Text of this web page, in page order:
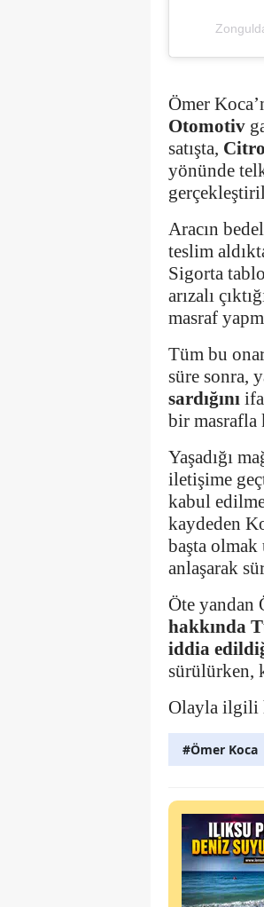
Ömer
Otomotiv
satışta,
yönünde
Aracın
teslim
Sigorta
arızalı
masraf
Tüm bu
süre sonra,
sardığını
bir masrafla
Yaşadığı
iletişime
kabul
kaydeden
başta
anlaşarak
Öte yandan
hakkında
iddia
sürülürken,
Olayla ilgili
#Ömer Koca